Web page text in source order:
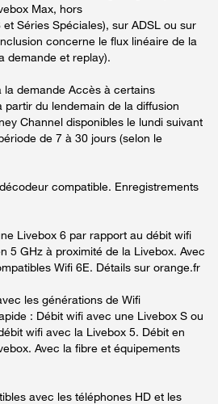
Max, hors
et Séries Spéciales), sur ADSL ou sur
concerne le flux linéaire de la
demande et replay).
la demande Accès à certains
partir du lendemain de la diffusion
Channel disponibles le lundi suivant
de 7 à 30 jours (selon le
compatible. Enregistrements
Livebox 6 par rapport au débit wifi
5 GHz à proximité de la Livebox. Avec
Wifi 6E. Détails sur orange.fr
les générations de Wifi
: Débit wifi avec une Livebox S ou
wifi avec la Livebox 5. Débit en
Avec la fibre et équipements
avec les téléphones HD et les